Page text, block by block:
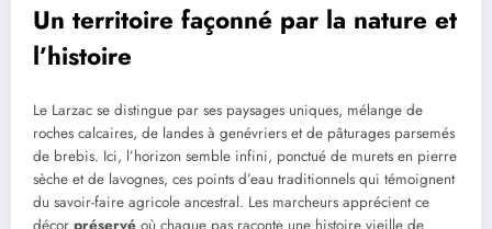
Un territoire façonné par la nature et
l’histoire
Le Larzac se distingue par ses paysages uniques, mélange de
roches calcaires, de landes à genévriers et de pâturages parsemés
de brebis. Ici, l’horizon semble infini, ponctué de murets en pierre
sèche et de lavognes, ces points d’eau traditionnels qui témoignent
du savoir-faire agricole ancestral. Les marcheurs apprécient ce